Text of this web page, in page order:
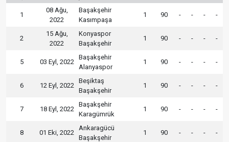
1
08 Ağu,
2022
Başakşehir
Kasımpaşa
1 90 - - - -
2
15 Ağu,
2022
Konyaspor
Başakşehir
1 90 - - - -
5 03 Eyl, 2022
Başakşehir
Alanyaspor
1 90 - - - -
6 12 Eyl, 2022
Beşiktaş
Başakşehir
1 90 - - - -
7 18 Eyl, 2022
Başakşehir
Karagümrük
1 90 - - - -
8 01 Eki, 2022
Ankaragücü
Başakşehir
1 90 - - - -